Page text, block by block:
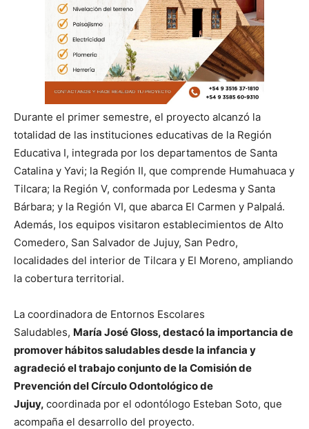
Durante el primer semestre, el proyecto alcanzó la
totalidad de las instituciones educativas de la Región
Educativa I, integrada por los departamentos de Santa
Catalina y Yavi; la Región II, que comprende Humahuaca y
Tilcara; la Región V, conformada por Ledesma y Santa
Bárbara; y la Región VI, que abarca El Carmen y Palpalá.
Además, los equipos visitaron establecimientos de Alto
Comedero, San Salvador de Jujuy, San Pedro,
localidades del interior de Tilcara y El Moreno, ampliando
la cobertura territorial.
La coordinadora de Entornos Escolares
Saludables, María José Gloss, destacó la importancia de
promover hábitos saludables desde la infancia y
agradeció el trabajo conjunto de la Comisión de
Prevención del Círculo Odontológico de
Jujuy, coordinada por el odontólogo Esteban Soto, que
acompaña el desarrollo del proyecto.